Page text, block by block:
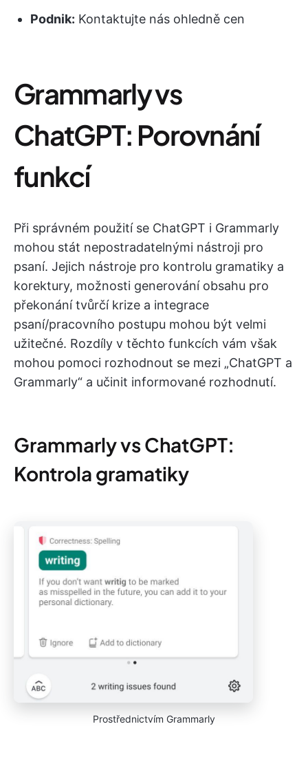
Podnik: Kontaktujte nás ohledně cen
Grammarly vs
ChatGPT: Porovnání
funkcí
Při správném použití se ChatGPT i Grammarly
mohou stát nepostradatelnými nástroji pro
psaní. Jejich nástroje pro kontrolu gramatiky a
korektury, možnosti generování obsahu pro
překonání tvůrčí krize a integrace
psaní/pracovního postupu mohou být velmi
užitečné. Rozdíly v těchto funkcích vám však
mohou pomoci rozhodnout se mezi „ChatGPT a
Grammarly“ a učinit informované rozhodnutí.
Grammarly vs ChatGPT:
Kontrola gramatiky
Prostřednictvím Grammarly